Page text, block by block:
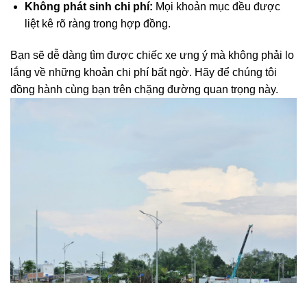
Không phát sinh chi phí: Mọi khoản mục đều được
liệt kê rõ ràng trong hợp đồng.
Bạn sẽ dễ dàng tìm được chiếc xe ưng ý mà không phải lo
lắng về những khoản chi phí bất ngờ. Hãy để chúng tôi
đồng hành cùng bạn trên chặng đường quan trọng này.